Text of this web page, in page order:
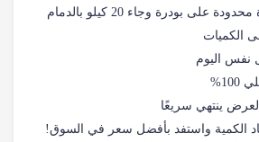
بودرة وجاء 20 كيلو بالدمام
الكميات
نفس اليوم
ينتهي سريعًا
الكمية واستفد بأفضل سعر في السوق!